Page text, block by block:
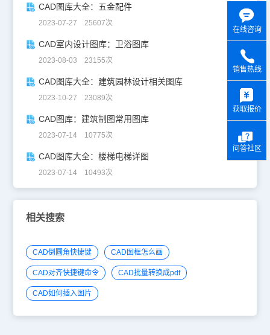
CAD图库大全：五金配件
2023-07-27 25607次
CAD室内设计图库：卫浴图库
2023-08-03 23155次
CAD图库大全：建筑园林设计相关图库
2023-10-27 23089次
CAD图库：建筑制图常用图库
2023-07-14 10775次
CAD图库大全：楼梯电梯详图
2023-07-14 10493次
相关搜索
CAD倒圆角快捷键 CAD图框怎么画
CAD对齐快捷键命令 CAD批量转换成pdf
CAD如何插入图片
在线咨询
销售热线
获取报价
问答社区